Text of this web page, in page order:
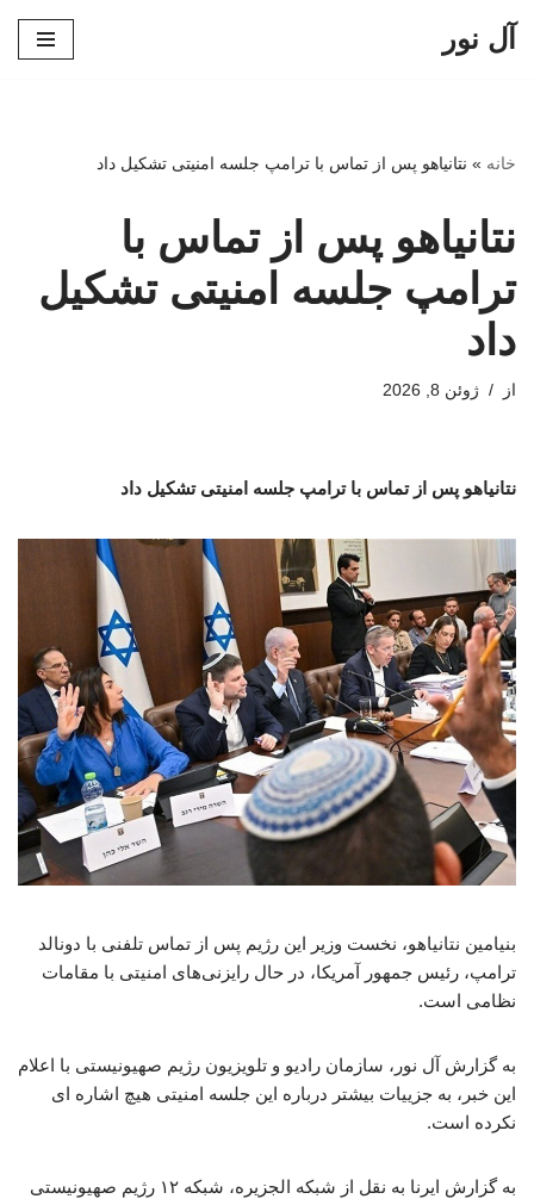
آل نور
خانه » نتانیاهو پس از تماس با ترامپ جلسه امنیتی تشکیل داد
نتانیاهو پس از تماس با
ترامپ جلسه امنیتی تشکیل
داد
از ژوئن 8, 2026
نتانیاهو پس از تماس با ترامپ جلسه امنیتی تشکیل داد
بنیامین نتانیاهو، نخست ‌وزیر این رژیم پس از تماس تلفنی با دونالد
ترامپ، رئیس ‌جمهور آمریکا، در حال رایزنی‌های امنیتی با مقامات
نظامی است.
به گزارش آل نور، سازمان رادیو و تلویزیون رژیم صهیونیستی با اعلام
این خبر، به جزییات بیشتر درباره این جلسه امنیتی هیچ اشاره ای
نکرده است.
به گزارش ایرنا به نقل از شبکه الجزیره، شبکه ۱۲ رژیم صهیونیستی